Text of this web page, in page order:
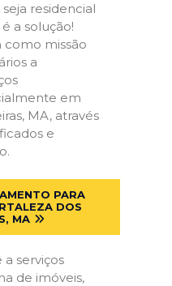
residencial
a solução!
como missão
a
em
MA, através
e
PARA
DOS
MA
serviços
de imóveis,